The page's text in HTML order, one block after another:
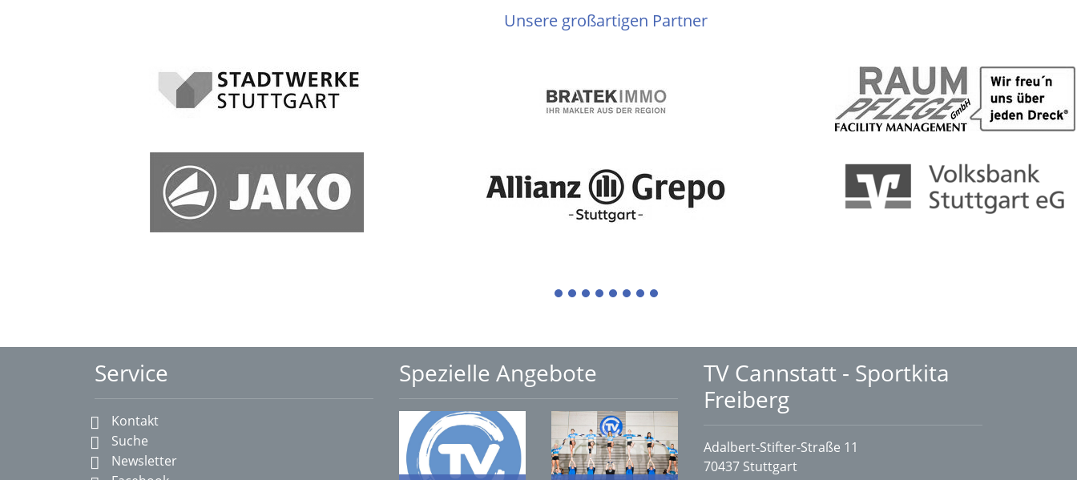
Unsere großartigen Partner
1 2 3 4 5 6 7 8
Service
Kontakt
Suche
Newsletter
Spezielle Angebote
TV Cannstatt - Sportkita
Freiberg
Adalbert-Stifter-Straße 11
70437 Stuttgart